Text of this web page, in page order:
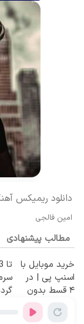
دانلود ریمیکس
امین فالجی
مطالب پیشنهادی
خرید موبایل با
اسنپ پی | در
۴ قسط بدون
سود و کارمزد!